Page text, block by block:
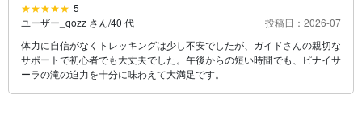
5
ユーザー_qozz さん/40 代
投稿日：2026-07
体力に自信がなくトレッキングは少し不安でしたが、ガイドさんの親切な
サポートで初心者でも大丈夫でした。午後からの短い時間でも、ピナイサ
ーラの滝の迫力を十分に味わえて大満足です。